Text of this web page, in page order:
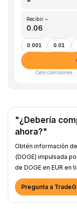
Recibir ~
0.001 0.01
Cero comisiones
"¿Debería
ahora?"
Obtén información
(DOGE) impulsada
de DOGE en EUR en
Pregunta a